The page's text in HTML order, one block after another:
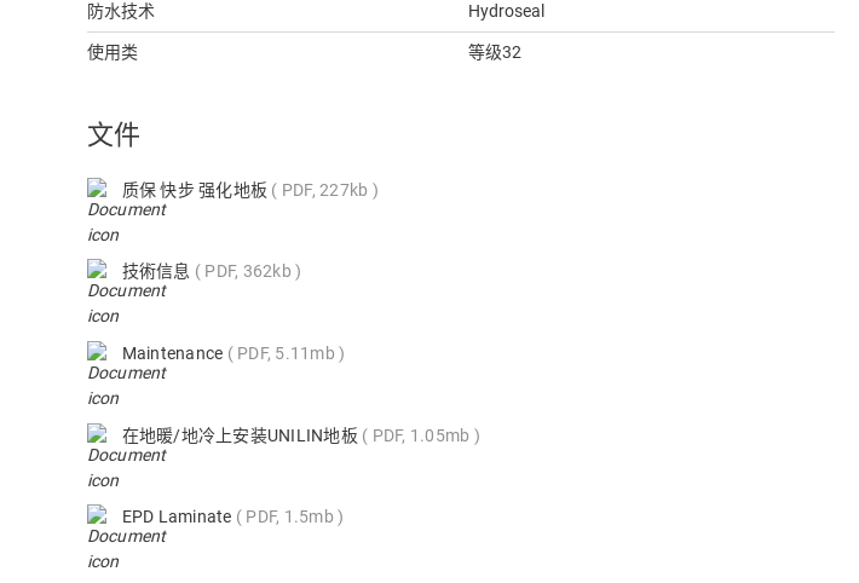
防水技术 Hydroseal
使用类 等级32
文件
质保 快步 强化地板 PDF, 227kb
技術信息 PDF, 362kb
Maintenance PDF, 5.11mb
在地暖/地冷上安装UNILIN地板 PDF, 1.05mb
EPD Laminate PDF, 1.5mb